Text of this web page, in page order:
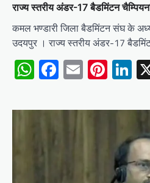
राज्य स्तरीय अंडर-17 बैडमिंटन
कमल भण्डारी जिला बैडमिंटन संघ के
उदयपुर । राज्य स्तरीय अंडर-17
WhatsApp
Facebook
Email